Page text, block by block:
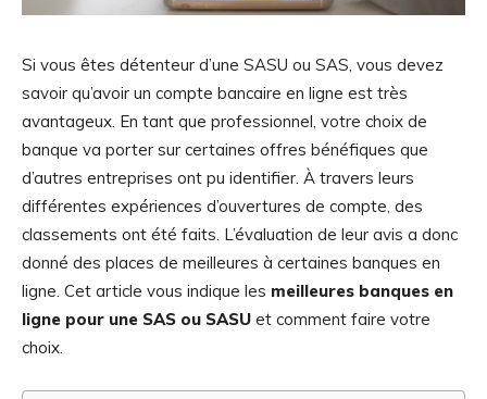
Si vous êtes détenteur d’une SASU ou SAS, vous devez
savoir qu’avoir un compte bancaire en ligne est très
avantageux. En tant que professionnel, votre choix de
banque va porter sur certaines offres bénéfiques que
d’autres entreprises ont pu identifier. À travers leurs
différentes expériences d’ouvertures de compte, des
classements ont été faits. L’évaluation de leur avis a donc
donné des places de meilleures à certaines banques en
ligne. Cet article vous indique les meilleures banques en
ligne pour une SAS ou SASU et comment faire votre
choix.